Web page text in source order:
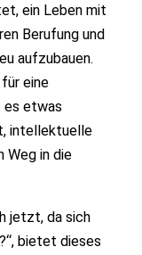
ein Leben mit
Berufung und
aufzubauen.
eine
es etwas
intellektuelle
Weg in die
jetzt, da sich
bietet dieses